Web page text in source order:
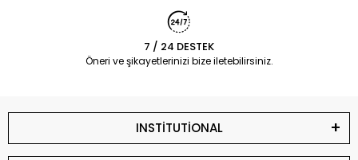
7 / 24 DESTEK
Öneri ve şikayetlerinizi bize iletebilirsiniz.
INSTİTUTİONAL